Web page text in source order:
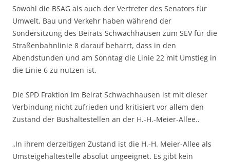
Sowohl die BSAG als auch der Vertreter des Senators für
Umwelt, Bau und Verkehr haben während der
Sondersitzung des Beirats Schwachhausen zum SEV für die
Straßenbahnlinie 8 darauf beharrt, dass in den
Abendstunden und am Sonntag die Linie 22 mit Umstieg in
die Linie 6 zu nutzen ist.
Die SPD Fraktion im Beirat Schwachhausen ist mit dieser
Verbindung nicht zufrieden und kritisiert vor allem den
Zustand der Bushaltestellen an der H.-H.-Meier-Allee..
„In ihrem derzeitigen Zustand ist die H.-H. Meier-Allee als
Umsteigehaltestelle absolut ungeeignet. Es gibt kein